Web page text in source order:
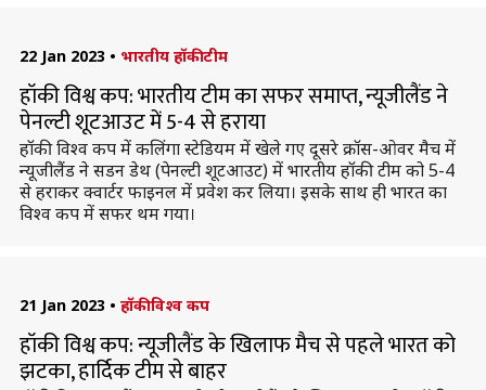
22 Jan 2023 • भारतीय हॉकी टीम
हॉकी विश्व कप: भारतीय टीम का सफर समाप्त, न्यूजीलैंड ने
पेनल्टी शूटआउट में 5-4 से हराया
हॉकी विश्व कप में कलिंगा स्टेडियम में खेले गए दूसरे क्रॉस-ओवर मैच में
न्यूजीलैंड ने सडन डेथ (पेनल्टी शूटआउट) में भारतीय हॉकी टीम को 5-4
से हराकर क्वार्टर फाइनल में प्रवेश कर लिया। इसके साथ ही भारत का
विश्व कप में सफर थम गया।
21 Jan 2023 • हॉकी विश्व कप
हॉकी विश्व कप: न्यूजीलैंड के खिलाफ मैच से पहले भारत को
झटका, हार्दिक टीम से बाहर